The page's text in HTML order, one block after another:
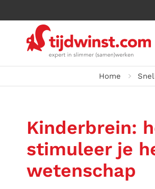
Home
Kinderbrein:
stimuleer je
wetenschap